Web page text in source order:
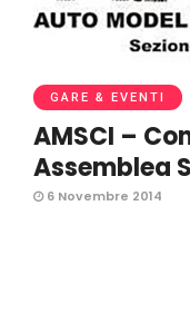
GARE & EVENTI
AMSCI –
Assemblea
6 Novembre 2014